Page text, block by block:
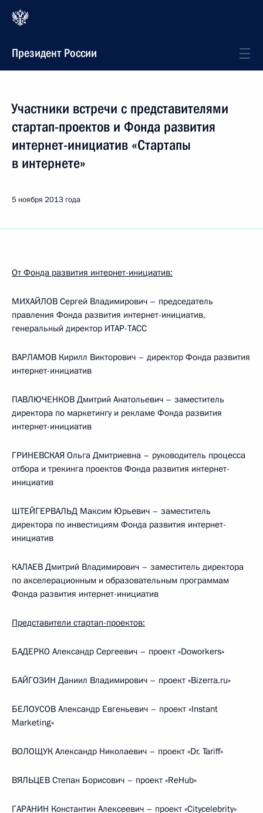
Президент России
Участники встречи с представителями
стартап-проектов и Фонда развития
интернет-инициатив «Стартапы
в интернете»
5 ноября 2013 года
От Фонда развития интернет-инициатив:
МИХАЙЛОВ Сергей Владимирович – председатель
правления Фонда развития интернет-инициатив,
генеральный директор ИТАР-ТАСС
ВАРЛАМОВ Кирилл Викторович – директор Фонда развития
интернет-инициатив
ПАВЛЮЧЕНКОВ Дмитрий Анатольевич – заместитель
директора по маркетингу и рекламе Фонда развития
интернет-инициатив
ГРИНЕВСКАЯ Ольга Дмитриевна – руководитель процесса
отбора и трекинга проектов Фонда развития интернет-
инициатив
ШТЕЙГЕРВАЛЬД Максим Юрьевич – заместитель
директора по инвестициям Фонда развития интернет-
инициатив
КАЛАЕВ Дмитрий Владимирович – заместитель директора
по акселерационным и образовательным программам
Фонда развития интернет-инициатив
Представители стартап-проектов:
БАДЕРКО Александр Сергеевич – проект «Doworkers»
БАЙГОЗИН Даниил Владимирович – проект «Bizerra.ru»
БЕЛОУСОВ Александр Евгеньевич – проект «Instant
Marketing»
ВОЛОЩУК Александр Николаевич – проект «Dr. Tariff»
ВЯЛЬЦЕВ Степан Борисович – проект «ReHub»
ГАРАНИН Константин Алексеевич – проект «Citycelebrity»